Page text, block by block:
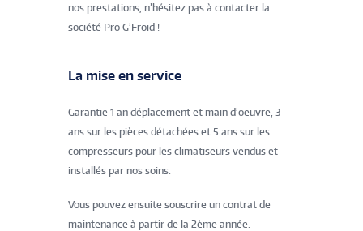
nos prestations, n’hésitez pas à contacter la
société Pro G’Froid !
La mise en service
Garantie 1 an déplacement et main d’oeuvre, 3
ans sur les pièces détachées et 5 ans sur les
compresseurs pour les climatiseurs vendus et
installés par nos soins.
Vous pouvez ensuite souscrire un contrat de
maintenance à partir de la 2ème année.